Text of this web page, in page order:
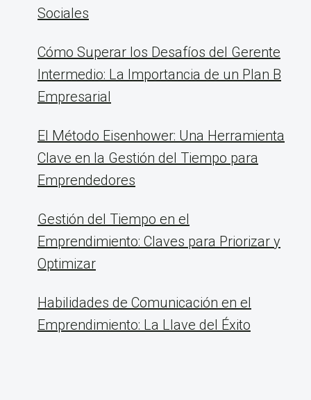
Sociales
Cómo Superar los Desafíos del Gerente
Intermedio: La Importancia de un Plan B
Empresarial
El Método Eisenhower: Una Herramienta
Clave en la Gestión del Tiempo para
Emprendedores
Gestión del Tiempo en el
Emprendimiento: Claves para Priorizar y
Optimizar
Habilidades de Comunicación en el
Emprendimiento: La Llave del Éxito